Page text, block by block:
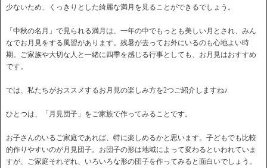
少ないため、くっきりとした綺麗な満月を見ることができるでしょう。
「中秋の名月」で見られる満月は、一年の中でもっとも美しい月とされ、みん
なでお月見をする風習があります。残暑が去ってお外にいるのも心地よい時
期。ご家族や大切な人と一緒に四季を感じる行事としても、お月見はおすすめ
です。
では、私たちがおススメするお月見の楽しみ方を2つご紹介しますね♪
ひとつは、「月見団子」をご家族で作ってみることです。
お子さんのいるご家庭であれば、特に楽しめるかと思います。子どもでも比較
的作りやすいのが月見団子。お団子の形は地域によって変わるといわれていま
すが、ご家庭それぞれ、いろいろな形の団子を作ってみると面白いでしょう。